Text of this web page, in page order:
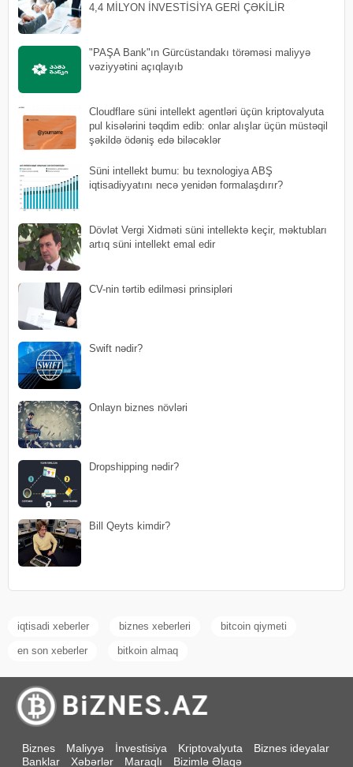
4,4 MİLYON İNVESTİSİYA GERİ ÇƏKİLİR
"PAŞA Bank"ın Gürcüstandakı törəməsi maliyyə
vəziyyətini açıqlayıb
Cloudflare süni intellekt agentləri üçün kriptovalyuta
pul kisələrini təqdim edib: onlar alışlar üçün müstəqil
şəkildə ödəniş edə biləcəklər
Süni intellekt bumu: bu texnologiya ABŞ
iqtisadiyyatını necə yenidən formalaşdırır?
Dövlət Vergi Xidməti süni intellektə keçir, məktubları
artıq süni intellekt emal edir
CV-nin tərtib edilməsi prinsipləri
Swift nədir?
Onlayn biznes növləri
Dropshipping nədir?
Bill Qeyts kimdir?
iqtisadi xeberler biznes xeberleri bitcoin qiymeti
en son xeberler bitkoin almaq
Biznes Maliyyə İnvestisiya Kriptovalyuta
Biznes ideyalar
Banklar
Xəbərlər Maraqlı Bizimlə Əlaqə